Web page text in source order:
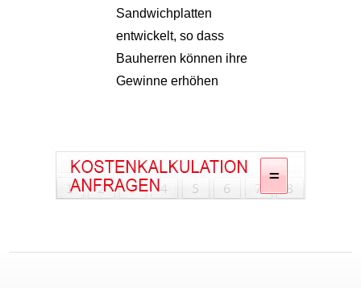
Sandwichplatten
entwickelt, so dass
Bauherren können ihre
Gewinne erhöhen